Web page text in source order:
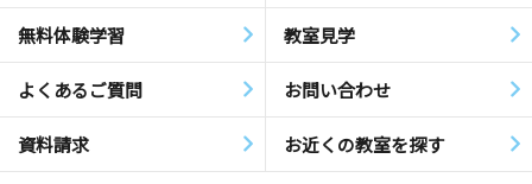
無料体験学習 教室見学
よくあるご質問 お問い合わせ
資料請求 お近くの教室を探す